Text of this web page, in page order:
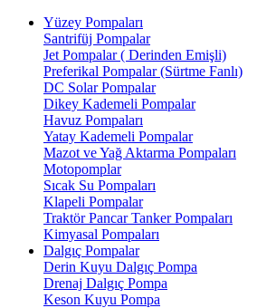
Yüzey Pompaları
Santrifüj Pompalar
Jet Pompalar ( Derinden Emişli)
Preferikal Pompalar (Sürtme Fanlı)
DC Solar Pompalar
Dikey Kademeli Pompalar
Havuz Pompaları
Yatay Kademeli Pompalar
Mazot ve Yağ Aktarma Pompaları
Motopomplar
Sıcak Su Pompaları
Klapeli Pompalar
Traktör Pancar Tanker Pompaları
Kimyasal Pompaları
Dalgıç Pompalar
Derin Kuyu Dalgıç Pompa
Drenaj Dalgıç Pompa
Keson Kuyu Pompa